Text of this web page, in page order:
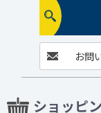
お問
ショッピ